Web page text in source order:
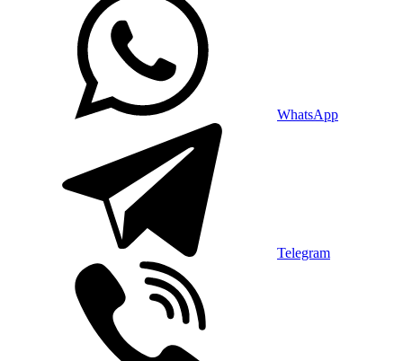
WhatsApp
Telegram